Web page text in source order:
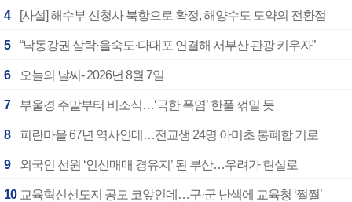
4 [사설] 해수부 신청사 북항으로 확정, 해양수도 도약의 전환점
5 “낙동강권 삼락·을숙도·다대포 연결해 서부산 관광 키우자”
6 오늘의 날씨- 2026년 8월 7일
7 부울경 주말부터 비소식…‘극한 폭염’ 한풀 꺾일 듯
8 피란마을 67년 역사인데…전교생 24명 아미초 통폐합 기로
9 외국인 선원 ‘인신매매 경유지’ 된 부산…우려가 현실로
10 교육혁신선도지 공모 코앞인데…구·군 난색에 교육청 ‘쩔쩔’